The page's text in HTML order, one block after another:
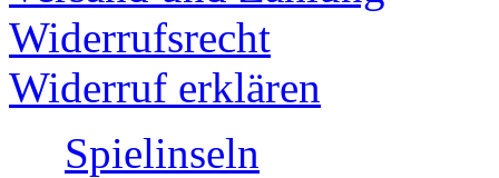
Widerrufsrecht
Widerruf erklären
Spielinseln